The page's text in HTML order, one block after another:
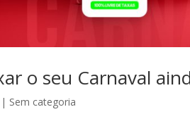
o seu Carnaval
| Sem categoria